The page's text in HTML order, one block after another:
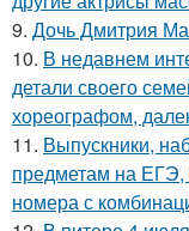
9. Дочь Дмитрия
10. В недавнем
детали своего
хореографом,
11. Выпускники,
предметам на
номера с